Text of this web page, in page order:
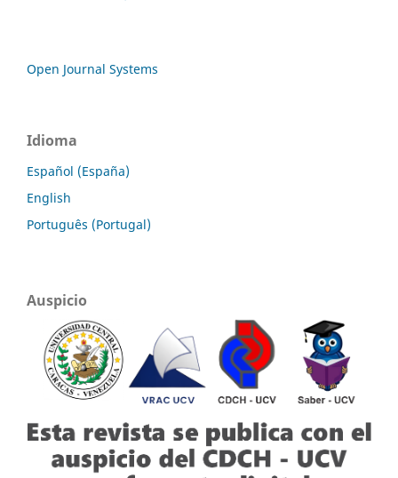
Open Journal Systems
Idioma
Español (España)
English
Português (Portugal)
Auspicio